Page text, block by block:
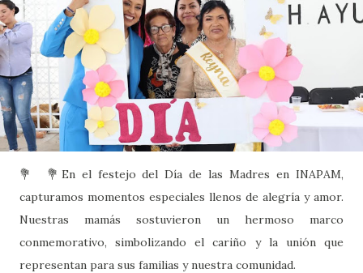
💐 💐En el festejo del Día de las Madres en INAPAM,
capturamos momentos especiales llenos de alegría y amor.
Nuestras mamás sostuvieron un hermoso marco
conmemorativo, simbolizando el cariño y la unión que
representan para sus familias y nuestra comunidad.